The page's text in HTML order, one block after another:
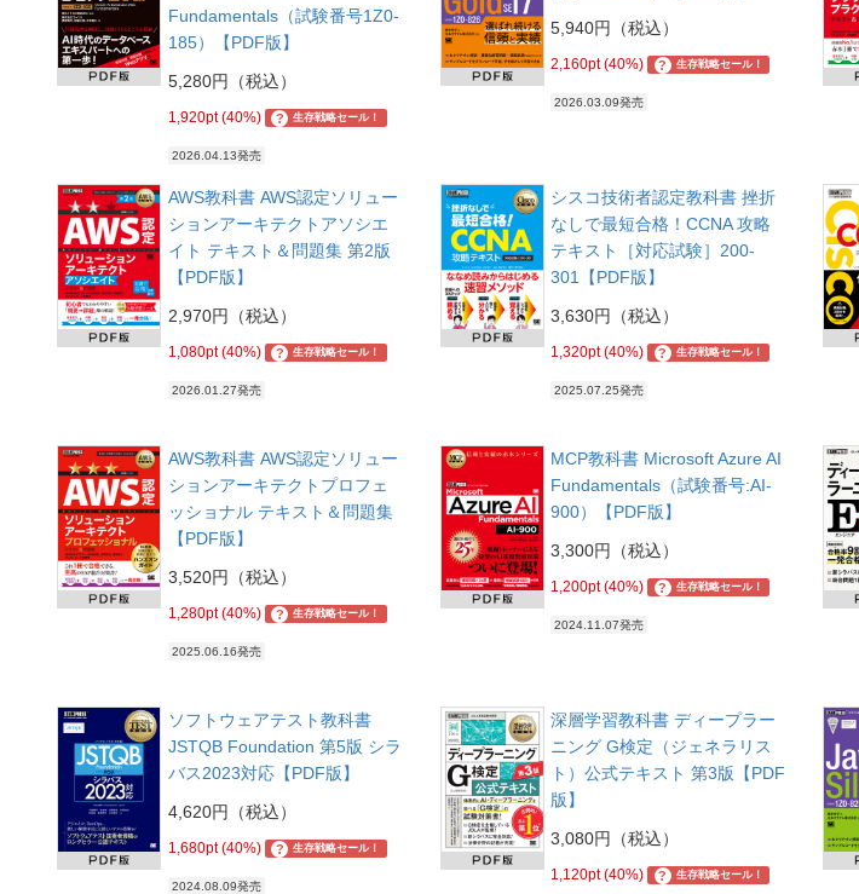
Fundamentals（試験番号1Z0-
185）【PDF版】
5,280円（税込）
1,920pt (40%) ? 生存戦略セール！
2026.04.13発売
5,940円（税込）
2,160pt (40%) ? 生存戦略セール！
2026.03.09発売
AWS教科書 AWS認定ソリュー
ションアーキテクトアソシエ
イト テキスト＆問題集 第2版
【PDF版】
2,970円（税込）
1,080pt (40%) ? 生存戦略セール！
2026.01.27発売
シスコ技術者認定教科書 挫折
なしで最短合格！CCNA 攻略
テキスト［対応試験］200-
301【PDF版】
3,630円（税込）
1,320pt (40%) ? 生存戦略セール！
2025.07.25発売
AWS教科書 AWS認定ソリュー
ションアーキテクトプロフェ
ッショナル テキスト＆問題集
【PDF版】
3,520円（税込）
1,280pt (40%) ? 生存戦略セール！
2025.06.16発売
MCP教科書 Microsoft Azure AI
Fundamentals（試験番号:AI-
900）【PDF版】
3,300円（税込）
1,200pt (40%) ? 生存戦略セール！
2024.11.07発売
ソフトウェアテスト教科書
JSTQB Foundation 第5版 シラ
バス2023対応【PDF版】
4,620円（税込）
1,680pt (40%) ? 生存戦略セール！
2024.08.09発売
深層学習教科書 ディープラー
ニング G検定（ジェネラリス
ト）公式テキスト 第3版【PDF
版】
3,080円（税込）
1,120pt (40%) ? 生存戦略セール！